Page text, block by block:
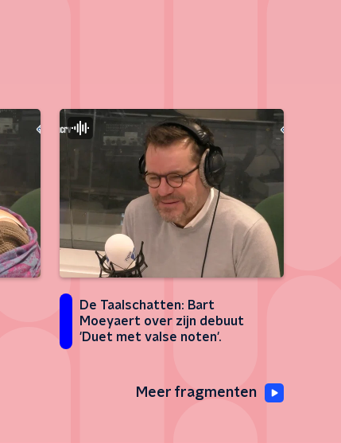
De Taalschatten: Bart
Moeyaert over zijn debuut
'Duet met valse noten'.
Meer fragmenten